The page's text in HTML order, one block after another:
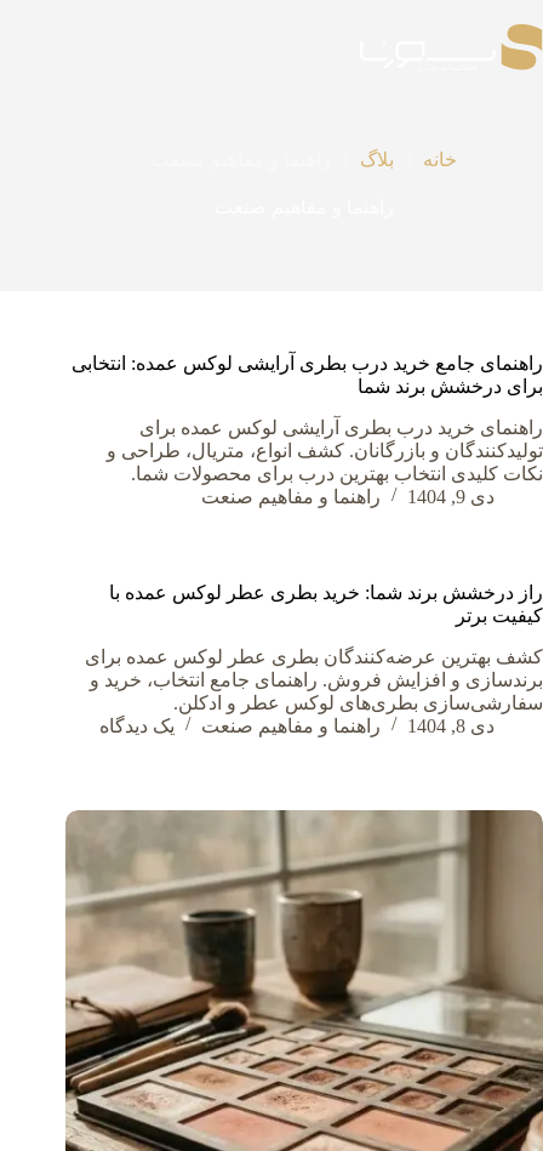
به
محتوا
خانه بلاگ
راهنمای جامع خرید درب بطری آرایشی لوکس عمده: انتخابی
برای درخشش برند شما
راهنمای خرید درب بطری آرایشی لوکس عمده برای
تولیدکنندگان و بازرگانان. کشف انواع، متریال، طراحی و
نکات کلیدی انتخاب بهترین درب برای محصولات شما.
دی 9, 1404
راهنما و مفاهیم صنعت
راز درخشش برند شما: خرید بطری عطر لوکس عمده با
کیفیت برتر
کشف بهترین عرضه‌کنندگان بطری عطر لوکس عمده برای
برندسازی و افزایش فروش. راهنمای جامع انتخاب، خرید و
سفارشی‌سازی بطری‌های لوکس عطر و ادکلن.
دی 8, 1404
راهنما و مفاهیم صنعت یک دیدگاه